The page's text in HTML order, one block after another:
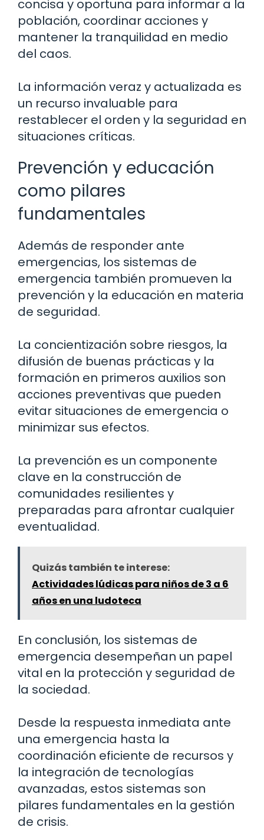
concisa y oportuna para informar a la
población, coordinar acciones y
mantener la tranquilidad en medio
del caos.
La información veraz y actualizada es
un recurso invaluable para
restablecer el orden y la seguridad en
situaciones críticas.
Prevención y educación
como pilares
fundamentales
Además de responder ante
emergencias, los sistemas de
emergencia también promueven la
prevención y la educación en materia
de seguridad.
La concientización sobre riesgos, la
difusión de buenas prácticas y la
formación en primeros auxilios son
acciones preventivas que pueden
evitar situaciones de emergencia o
minimizar sus efectos.
La prevención es un componente
clave en la construcción de
comunidades resilientes y
preparadas para afrontar cualquier
eventualidad.
Quizás también te interese:
Actividades lúdicas para niños de 3 a 6
años en una ludoteca
En conclusión, los sistemas de
emergencia desempeñan un papel
vital en la protección y seguridad de
la sociedad.
Desde la respuesta inmediata ante
una emergencia hasta la
coordinación eficiente de recursos y
la integración de tecnologías
avanzadas, estos sistemas son
pilares fundamentales en la gestión
de crisis.